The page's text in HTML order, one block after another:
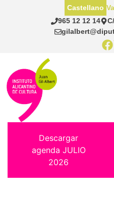
965 12 12 14
Castellano
Descargar
agenda JULIO
2026